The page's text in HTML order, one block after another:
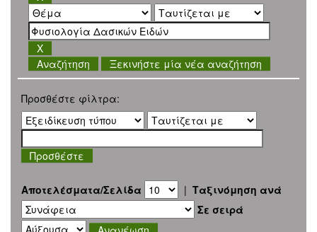
Ξεκινήστε μία νέα αναζήτηση
Προσθέστε φίλτρα:
Αποτελέσματα/Σελίδα | Ταξινόμηση ανά
Σε σειρά